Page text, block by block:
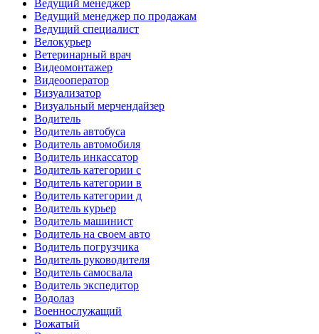
Ведущий менеджер
Ведущий менеджер по продажам
Ведущий специалист
Велокурьер
Ветеринарный врач
Видеомонтажер
Видеооператор
Визуализатор
Визуальный мерчендайзер
Водитель
Водитель автобуса
Водитель автомобиля
Водитель инкассатор
Водитель категории c
Водитель категории в
Водитель категории д
Водитель курьер
Водитель машинист
Водитель на своем авто
Водитель погрузчика
Водитель руководителя
Водитель самосвала
Водитель экспедитор
Водолаз
Военнослужащий
Вожатый